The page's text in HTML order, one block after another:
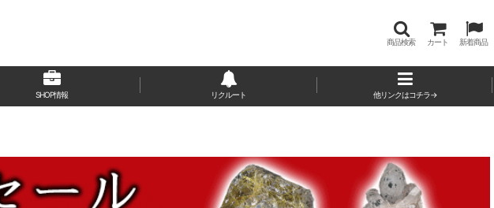
商品検索 カート 新着商品
SHOP情報 リクルート 他リンクはコチラ→